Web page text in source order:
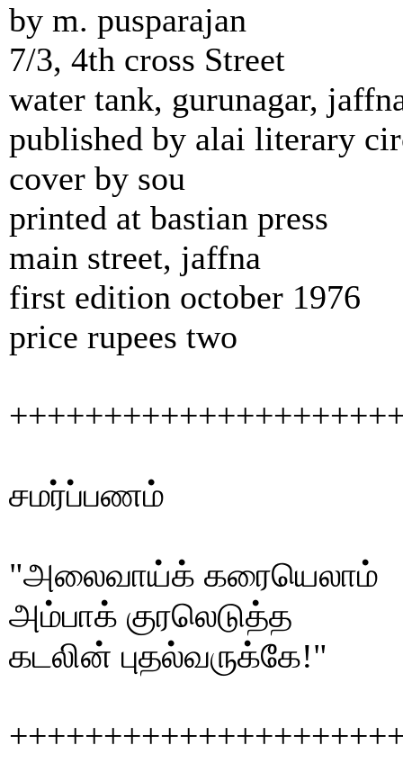
by m. pusparajan
7/3, 4th cross Street
water tank, gurunagar,
published by alai literary
cover by sou
printed at bastian press
main street, jaffna
first edition october 1976
price rupees two
சமர்ப்பணம்
"அலைவாய்க் கரையெலாம்
அம்பாக் குரலெடுத்த
கடலின் புதல்வருக்கே!"